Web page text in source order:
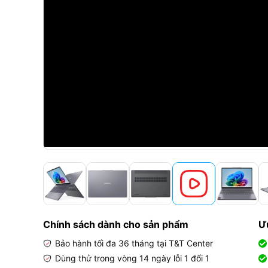
Chính sách dành cho sản phẩm
Bảo hành tối đa 36 tháng tại T&T Center
Dùng thử trong vòng 14 ngày lỗi 1 đổi 1